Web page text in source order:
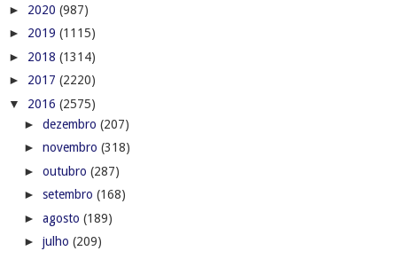
► 2020 (987)
► 2019 (1115)
► 2018 (1314)
► 2017 (2220)
▼ 2016 (2575)
► dezembro (207)
► novembro (318)
► outubro (287)
► setembro (168)
► agosto (189)
► julho (209)